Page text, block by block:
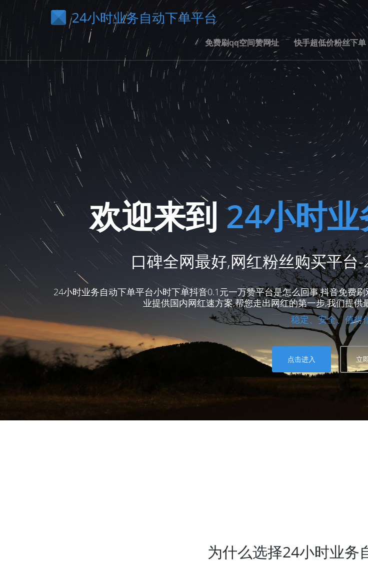
24小时业务自动下单平台
免费刷qq空间赞网址 快手超低价粉丝下单
欢迎来到24小时
口碑全网最好,网红粉丝购买平台
24小时业务自动下单平台小时下单抖音0.1元一万赞平台是怎么回事,抖音免费
业提供国内网红速方案,帮您走出网红的第一步,我们提
稳定、安全、值得
点击进入 立
为什么选择24小时业务